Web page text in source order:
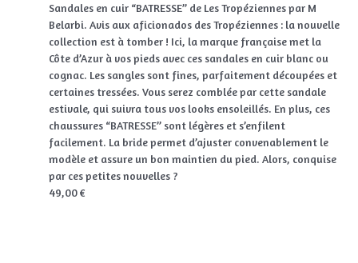
Sandales en cuir “BATRESSE” de Les Tropéziennes par M
Belarbi. Avis aux aficionados des Tropéziennes : la nouvelle
collection est à tomber ! Ici, la marque française met la
Côte d’Azur à vos pieds avec ces sandales en cuir blanc ou
cognac. Les sangles sont fines, parfaitement découpées et
certaines tressées. Vous serez comblée par cette sandale
estivale, qui suivra tous vos looks ensoleillés. En plus, ces
chaussures “BATRESSE” sont légères et s’enfilent
facilement. La bride permet d’ajuster convenablement le
modèle et assure un bon maintien du pied. Alors, conquise
par ces petites nouvelles ?
49,00 €